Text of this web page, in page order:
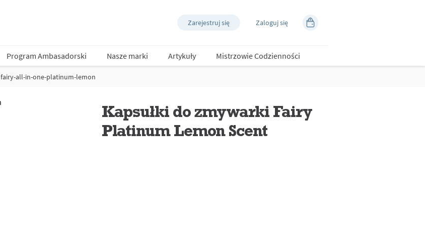
Zarejestruj się Zaloguj się
Program Ambasadorski Nasze marki Artykuły Mistrzowie Codzienności
fairy-all-in-one-platinum-lemon
Kapsułki do zmywarki Fairy
Platinum Lemon Scent